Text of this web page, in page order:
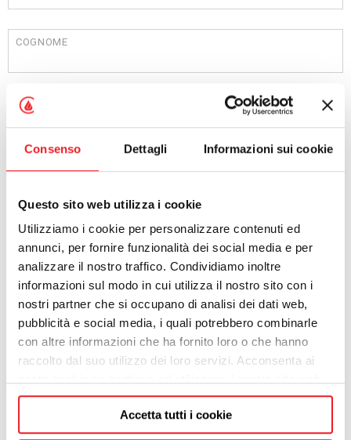
Consenso Dettagli Informazioni sui cookie
Questo sito web utilizza i cookie
Utilizziamo i cookie per personalizzare contenuti ed
annunci, per fornire funzionalità dei social media e per
analizzare il nostro traffico. Condividiamo inoltre
informazioni sul modo in cui utilizza il nostro sito con i
nostri partner che si occupano di analisi dei dati web,
pubblicità e social media, i quali potrebbero combinarle
con altre informazioni che ha fornito loro o che hanno
raccolto dal suo utilizzo dei loro servizi. Acconsenta ai
Accetta tutti i cookie
COGNOME
AZIENDA
PROFESSIONE
INDIRIZZO
CAP